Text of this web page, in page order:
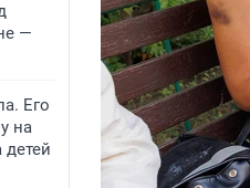
—
Его
на
детей